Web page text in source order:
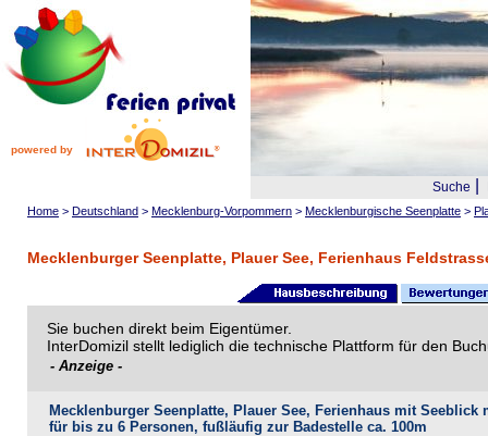
powered by
Suche
Home > Deutschland > Mecklenburg-Vorpommern > Mecklenburgische Seenplatte >
Mecklenburger Seenplatte, Plauer See, Ferienhaus
Sie buchen direkt beim Eigentümer.
InterDomizil stellt lediglich die technische Plattform für den
- Anzeige -
Mecklenburger Seenplatte, Plauer See, Ferienhaus mit Seeblick
für bis zu 6 Personen, fußläufig zur Badestelle ca. 100m